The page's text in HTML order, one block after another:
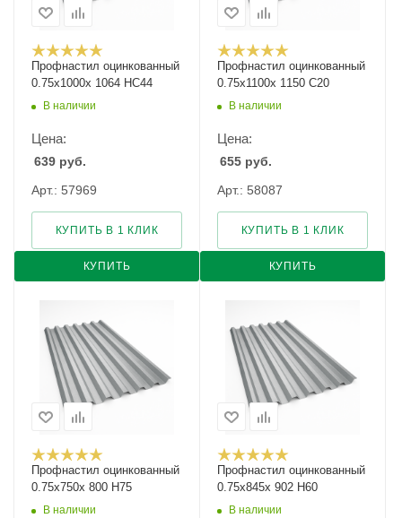
Профнастил оцинкованный
0.75х1000х 1064 НС44
В наличии
Цена:
639 руб.
Арт.: 57969
КУПИТЬ
КУПИТЬ В 1 КЛИК
Профнастил оцинкованный
0.75х1100х 1150 С20
В наличии
Цена:
655 руб.
Арт.: 58087
КУПИТЬ
КУПИТЬ В 1 КЛИК
Профнастил оцинкованный
0.75х750х 800 Н75
В наличии
Профнастил оцинкованный
0.75х845х 902 Н60
В наличии